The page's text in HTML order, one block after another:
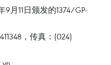
月11日颁发的1374/GP-
，传真：(024)